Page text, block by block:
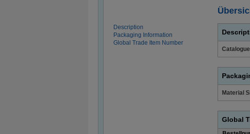
Description
Packaging Information
Global Trade Item Number
Material
Global